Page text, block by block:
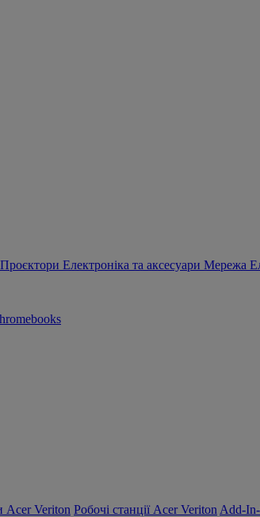
Проєктори Електроніка та аксесуари Мережа
Veriton Робочі станції Acer Veriton Add-